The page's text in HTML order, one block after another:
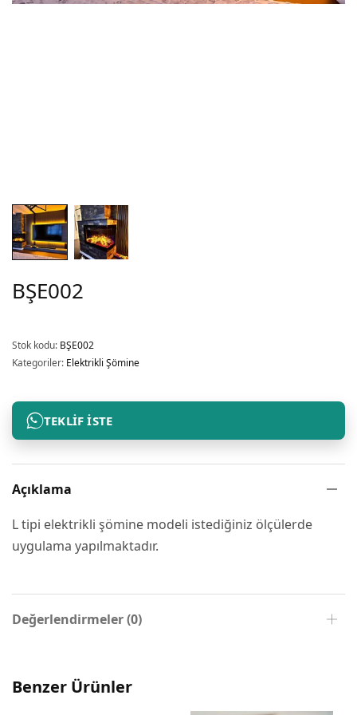
BŞE002
Stok kodu: BŞE002
Kategoriler: Elektrikli Şömine
TEKLIF İSTE
Açıklama
L tipi elektrikli şömine modeli istediğiniz ölçülerde
uygulama yapılmaktadır.
Değerlendirmeler (0)
Benzer Ürünler